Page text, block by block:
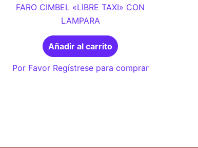
FARO CIMBEL «LIBRE TAXI» CON
LAMPARA
Añadir al carrito
Por Favor Regístrese para comprar